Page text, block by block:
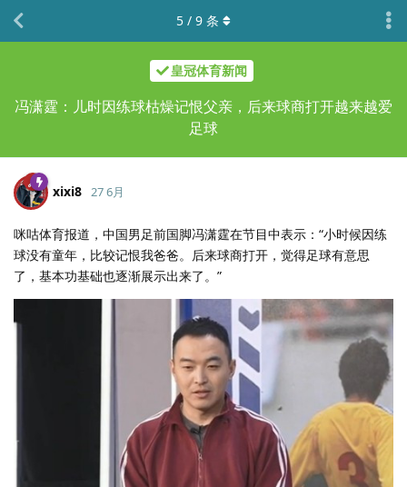
皇冠体育新闻
冯潇霆：儿时因练球枯燥记恨父亲，后来球商打开越来越爱
足球
5 / 9 条
xixi8 27 6月
咪咕体育报道，中国男足前国脚冯潇霆在节目中表示：“小时候因练
球没有童年，比较记恨我爸爸。后来球商打开，觉得足球有意思
了，基本功基础也逐渐展示出来了。”